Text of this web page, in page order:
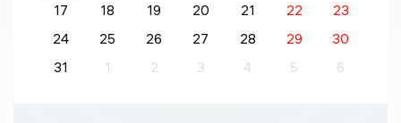
17
18 19 20 21 22
23
24
25 26 27 28 29
30
31
1 2 3 4 5 6